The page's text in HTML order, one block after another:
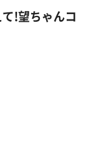
て!望ちゃんコ